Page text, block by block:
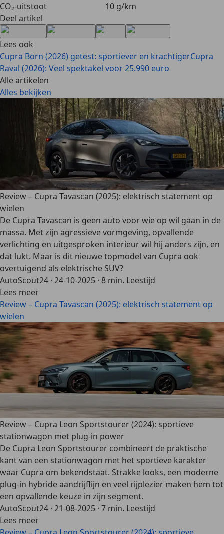
CO₂-uitstoot
10 g/km
Deel artikel
Lees ook
Cupra Born (2026) getest: sportiever en krachtigerCupra
Raval (2026): Veel spektakel voor 25.990 euro
Alle artikelen
Alles bekijken
Review – Cupra Tavascan (2025): elektrisch statement op
wielen
De Cupra Tavascan is geen auto voor wie op wil gaan in de
massa. Met zijn agressieve vormgeving, opvallende
verlichting en uitgesproken interieur wil hij anders zijn, en
dat lukt. Maar is dit nieuwe topmodel van Cupra ook
overtuigend als elektrische SUV?
AutoScout24 · 24-10-2025 · 8 min. Leestijd
Lees meer
Review – Cupra Tavascan (2025): elektrisch statement op
wielen
Review – Cupra Leon Sportstourer (2024): sportieve
stationwagon met plug-in power
De Cupra Leon Sportstourer combineert de praktische
kant van een stationwagon met het sportieve karakter
waar Cupra om bekendstaat. Strakke looks, een moderne
plug-in hybride aandrijflijn en veel rijplezier maken hem tot
een opvallende keuze in zijn segment.
AutoScout24 · 21-08-2025 · 7 min. Leestijd
Lees meer